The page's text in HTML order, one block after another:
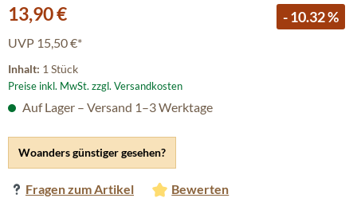
Verkaufspreis:
13,90 € - 10.32 %
UVP 15,50 €*
Inhalt: 1 Stück
Preise inkl. MwSt. zzgl. Versandkosten
Woanders günstiger gesehen?
Fragen zum Artikel Bewerten
Auf Lager – Versand 1–3 Werktage